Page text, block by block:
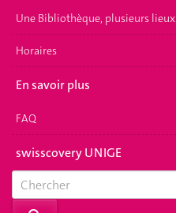
Une Bibliothèque, plusieurs lieux
Horaires
En savoir plus
FAQ
swisscovery UNIGE